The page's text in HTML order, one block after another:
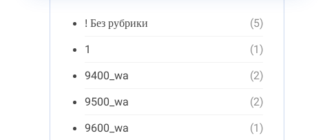
! Без рубрики
(5)
1
(1)
9400_wa
(2)
9500_wa
(2)
9600_wa
(1)